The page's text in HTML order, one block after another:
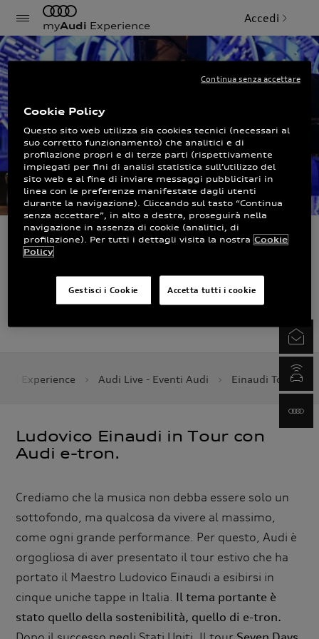
myAudi Experience
Accedi
Ludovico Einaudi in
Tour con Audi e-
Experience Audi Live - Eventi Audi Einaudi Tour
Ludovico Einaudi in Tour con
Audi e-tron.
Crediamo che la musica non debba essere solo un
sottofondo, ma qualcosa da vivere al massimo,
come ogni grande performance. Per questo, Audi è
orgogliosa di aver presentato il tour estivo che ha
portato il Maestro Ludovico Einaudi a esibirsi in
cinque uniche tappe in Italia. Il tema portante è
stato quello della sostenibilità, quello di e-tron.
myAudi.com
Cookie Policy
Questo sito web utilizza sia cookies tecnici (necessari al
suo corretto funzionamento) che analitici e di
profilazione propri e di terze parti (rispettivamente
impiegati per fini di analisi statistica sull’utilizzo del
sito web e al fine di inviare messaggi pubblicitari in
linea con le preferenze manifestate dagli utenti
durante la navigazione). Cliccando sul tasto “Continua
senza accettare”, in alto a destra, proseguirà nella
navigazione in assenza di cookie (analitici, di
profilazione). Per tutti i dettagli visita la nostra Cookie
Policy
Accetta tutti i cookie
Gestisci i Cookie
Continua senza accettare